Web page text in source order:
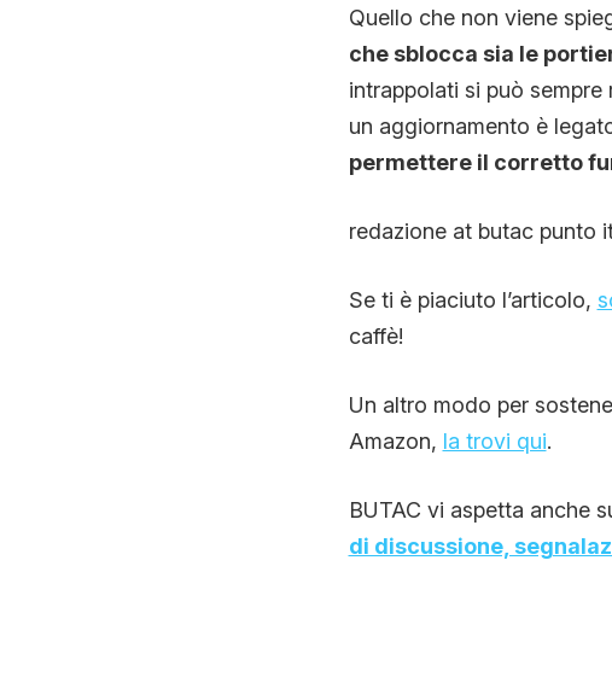
Quello che non viene
che sblocca sia le
intrappolati si può
un aggiornamento è
permettere il corretto
redazione at butac punto
Se ti è piaciuto l’articolo,
caffè!
Un altro modo per
Amazon, la trovi qui.
BUTAC vi aspetta anche
di discussione,